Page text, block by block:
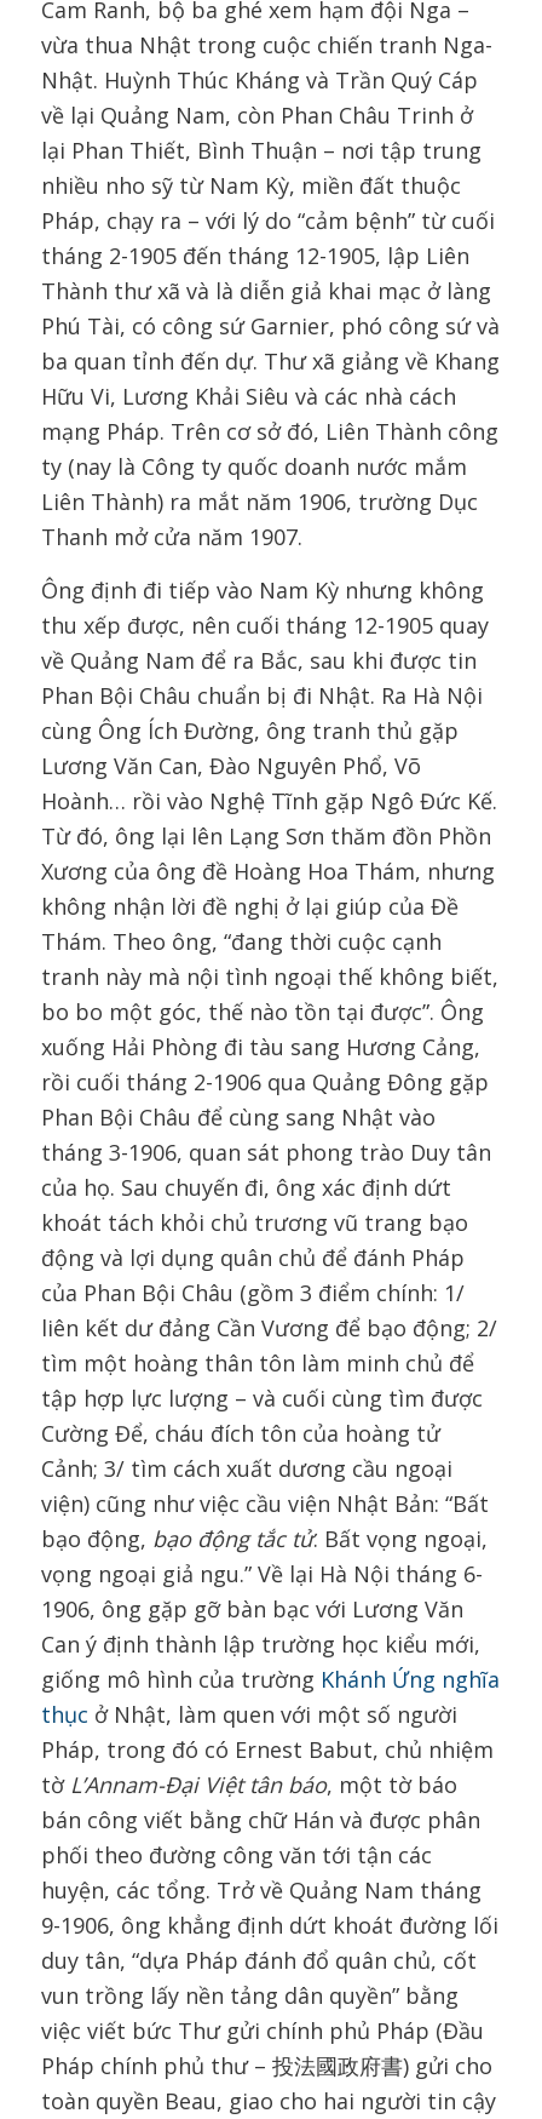
Cam Ranh, bộ ba ghé xem hạm đội Nga –
vừa thua Nhật trong cuộc chiến tranh Nga-
Nhật. Huỳnh Thúc Kháng và Trần Quý Cáp
về lại Quảng Nam, còn Phan Châu Trinh ở
lại Phan Thiết, Bình Thuận – nơi tập trung
nhiều nho sỹ từ Nam Kỳ, miền đất thuộc
Pháp, chạy ra – với lý do “cảm bệnh” từ cuối
tháng 2-1905 đến tháng 12-1905, lập Liên
Thành thư xã và là diễn giả khai mạc ở làng
Phú Tài, có công sứ Garnier, phó công sứ và
ba quan tỉnh đến dự. Thư xã giảng về Khang
Hữu Vi, Lương Khải Siêu và các nhà cách
mạng Pháp. Trên cơ sở đó, Liên Thành công
ty (nay là Công ty quốc doanh nước mắm
Liên Thành) ra mắt năm 1906, trường Dục
Thanh mở cửa năm 1907.
Ông định đi tiếp vào Nam Kỳ nhưng không
thu xếp được, nên cuối tháng 12-1905 quay
về Quảng Nam để ra Bắc, sau khi được tin
Phan Bội Châu chuẩn bị đi Nhật. Ra Hà Nội
cùng Ông Ích Đường, ông tranh thủ gặp
Lương Văn Can, Đào Nguyên Phổ, Võ
Hoành… rồi vào Nghệ Tĩnh gặp Ngô Đức Kế.
Từ đó, ông lại lên Lạng Sơn thăm đồn Phồn
Xương của ông đề Hoàng Hoa Thám, nhưng
không nhận lời đề nghị ở lại giúp của Đề
Thám. Theo ông, “đang thời cuộc cạnh
tranh này mà nội tình ngoại thế không biết,
bo bo một góc, thế nào tồn tại được”. Ông
xuống Hải Phòng đi tàu sang Hương Cảng,
rồi cuối tháng 2-1906 qua Quảng Đông gặp
Phan Bội Châu để cùng sang Nhật vào
tháng 3-1906, quan sát phong trào Duy tân
của họ. Sau chuyến đi, ông xác định dứt
khoát tách khỏi chủ trương vũ trang bạo
động và lợi dụng quân chủ để đánh Pháp
của Phan Bội Châu (gồm 3 điểm chính: 1/
liên kết dư đảng Cần Vương để bạo động; 2/
tìm một hoàng thân tôn làm minh chủ để
tập hợp lực lượng – và cuối cùng tìm được
Cường Để, cháu đích tôn của hoàng tử
Cảnh; 3/ tìm cách xuất dương cầu ngoại
viện) cũng như việc cầu viện Nhật Bản: “Bất
bạo động, bạo động tắc tử. Bất vọng ngoại,
vọng ngoại giả ngu.” Về lại Hà Nội tháng 6-
1906, ông gặp gỡ bàn bạc với Lương Văn
Can ý định thành lập trường học kiểu mới,
giống mô hình của trường Khánh Ứng nghĩa
thục ở Nhật, làm quen với một số người
Pháp, trong đó có Ernest Babut, chủ nhiệm
tờ L’Annam-Đại Việt tân báo, một tờ báo
bán công viết bằng chữ Hán và được phân
phối theo đường công văn tới tận các
huyện, các tổng. Trở về Quảng Nam tháng
9-1906, ông khẳng định dứt khoát đường lối
duy tân, “dựa Pháp đánh đổ quân chủ, cốt
vun trồng lấy nền tảng dân quyền” bằng
việc viết bức Thư gửi chính phủ Pháp (Đầu
Pháp chính phủ thư – 投法國政府書) gửi cho
toàn quyền Beau, giao cho hai người tin cậy